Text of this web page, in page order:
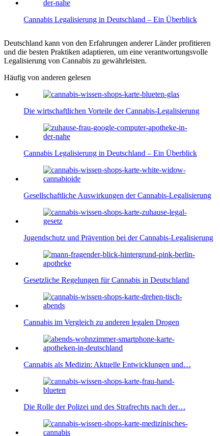
Cannabis Legalisierung in Deutschland – Ein Überblick
Deutschland kann von den Erfahrungen anderer Länder profitieren
und die besten Praktiken adaptieren, um eine verantwortungsvolle
Legalisierung von Cannabis zu gewährleisten.
Häufig von anderen gelesen
Die wirtschaftlichen Vorteile der Cannabis-Legalisierung
Cannabis Legalisierung in Deutschland – Ein Überblick
Gesellschaftliche Auswirkungen der Cannabis-Legalisierung
Jugendschutz und Prävention bei der Cannabis-Legalisierung
Gesetzliche Regelungen für Cannabis in Deutschland
Cannabis im Vergleich zu anderen legalen Drogen
Cannabis als Medizin: Aktuelle Entwicklungen und…
Die Rolle der Polizei und des Strafrechts nach der…